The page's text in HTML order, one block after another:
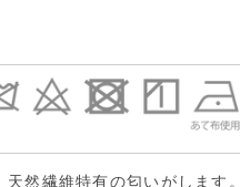
然繊維特有の匂いがします